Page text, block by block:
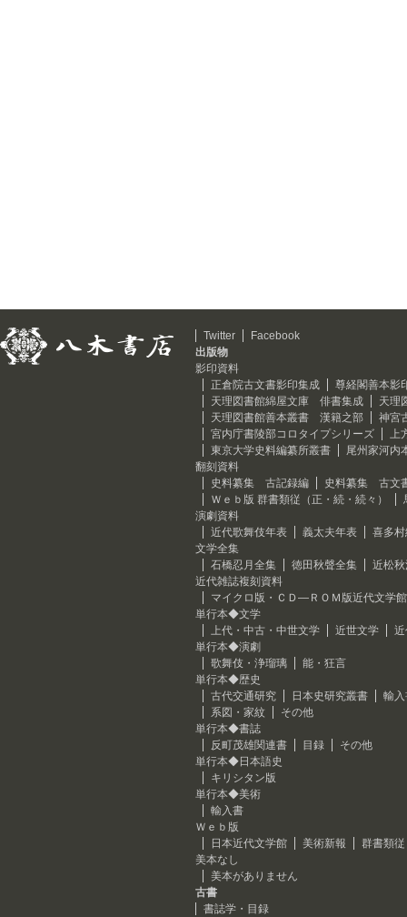
Twitter
Facebook
出版物
影印資料
正倉院古文書影印集成
尊経閣善本影
天理図書館綿屋文庫 俳書集成
天理
天理図書館善本叢書 漢籍之部
神宮
宮内庁書陵部コロタイプシリーズ
上
東京大学史料編纂所叢書
尾州家河内
翻刻資料
史料纂集 古記録編
史料纂集 古文
Ｗｅｂ版 群書類従（正・続・続々）
演劇資料
近代歌舞伎年表
義太夫年表
喜多
文学全集
石橋忍月全集
徳田秋聲全集
近松
近代雑誌複刻資料
マイクロ版・ＣＤ―ＲＯＭ版近代文学館
単行本◆文学
上代・中古・中世文学
近世文学
単行本◆演劇
歌舞伎・浄瑠璃
能・狂言
単行本◆歴史
古代交通研究
日本史研究叢書
輸
系図・家紋
その他
単行本◆書誌
反町茂雄関連書
目録
その他
単行本◆日本語史
キリシタン版
単行本◆美術
輸入書
Ｗｅｂ版
日本近代文学館
美術新報
群書類
美本なし
美本がありません
古書
書誌学・目録